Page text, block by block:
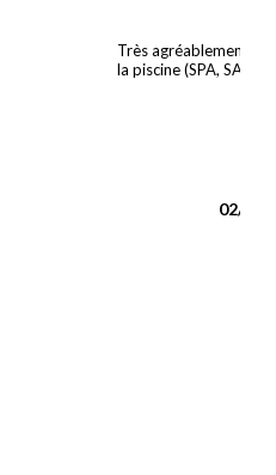
Très agréablement
la piscine (SPA,
02/08/